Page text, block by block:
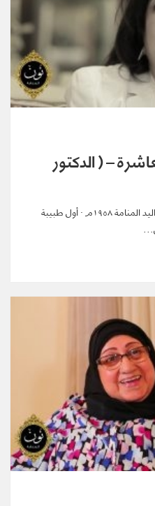
– ( الدكتور
· د. إبتسام السيد كاظم العلوي · مواليد المنامة ١٩٥٨م · أول طبيبة